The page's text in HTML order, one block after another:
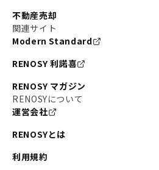
不動産売却
関連サイト
Modern Standard
RENOSY 利諾喜
RENOSY マガジン
RENOSYについて
運営会社
RENOSYとは
利用規約